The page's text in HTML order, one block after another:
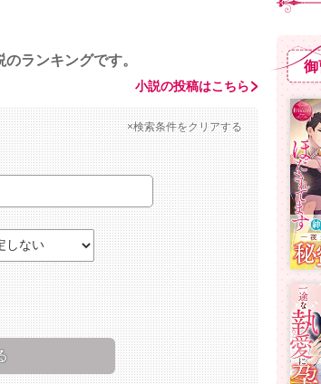
ランキングです。
小説の投稿はこちら
×検索条件をクリアする